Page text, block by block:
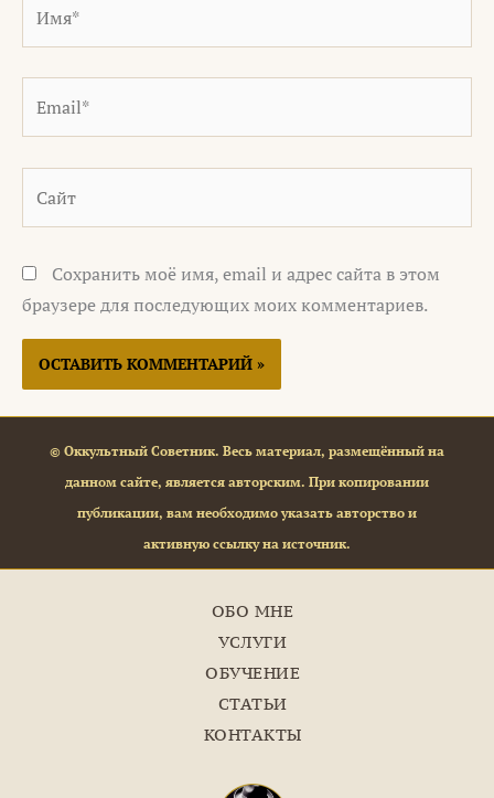
Сохранить моё имя, email и адрес сайта в этом
браузере для последующих моих комментариев.
© Оккультный Советник. Весь материал, размещённый на
данном сайте, является авторским. При копировании
публикации, вам необходимо указать авторство и
активную ссылку на источник.
ОБО МНЕ
УСЛУГИ
ОБУЧЕНИЕ
СТАТЬИ
КОНТАКТЫ